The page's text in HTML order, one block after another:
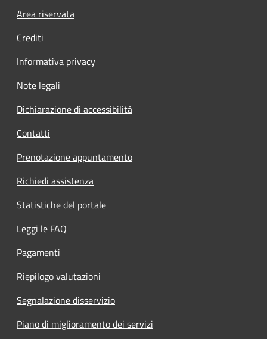
Footer menu
Area riservata
Crediti
Informativa privacy
Note legali
Dichiarazione di accessibilità
Contatti
Prenotazione appuntamento
Richiedi assistenza
Statistiche del portale
Leggi le FAQ
Pagamenti
Riepilogo valutazioni
Segnalazione disservizio
Piano di miglioramento dei servizi